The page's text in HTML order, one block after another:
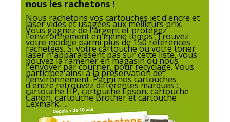
Référence produit fabricant 27557
Divers
Divers
Compatibilité
détaillée du
produit
Canon PIXMA TR7550,TR8550
TS6150,TS6151,TS6250,TS6251
TS6350,TS6351,TS6351a,TS705a
TS8150
TS8151,TS8152
TS8251,TS8252,TS8350,TS8350a
nous les rachetons !
Nous rachetons vos cartouches jet d'encre et
laser vides et usagées aux meilleurs prix.
Vous gagnez de l'argent et protégez
l'environnement en même temps. Trouvez
votre modèle parmi plus de 150 références
rachetées. Si votre cartouche ou votre toner
laser n'apparaissent pas sur cette liste, vous
pouvez la ramener en magasin ou nous
l'envoyer par courrier, pour recyclage. Vous
participez ainsi à la préservation de
l'environnement. Parmi nos cartouches
d'encre retrouvez différentes marques :
cartouche HP, cartouche Epson, cartouche
Canon, cartouche Brother et cartouche
Lexmark, ...